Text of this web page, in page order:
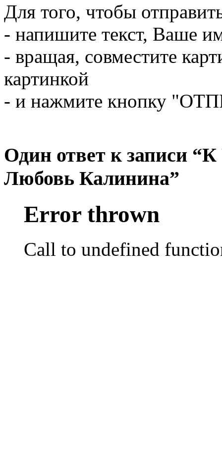
Для того, чтобы
- напишите текст, Ваше
- вращая, совместите
картинкой
- и нажмите кнопку
Один ответ к записи
Любовь Калинина”
Error thrown
Call to undefined